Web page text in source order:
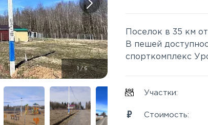
1/6
Поселок в 35 км
В пешей
спорткомплекс
Участки:
Стоимость: